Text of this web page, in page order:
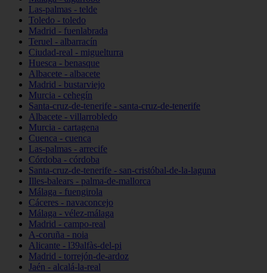
Las-palmas - telde
Toledo - toledo
Madrid - fuenlabrada
Teruel - albarracín
Ciudad-real - miguelturra
Huesca - benasque
Albacete - albacete
Madrid - bustarviejo
Murcia - cehegín
Santa-cruz-de-tenerife - santa-cruz-de-tenerife
Albacete - villarrobledo
Murcia - cartagena
Cuenca - cuenca
Las-palmas - arrecife
Córdoba - córdoba
Santa-cruz-de-tenerife - san-cristóbal-de-la-laguna
Illes-balears - palma-de-mallorca
Málaga - fuengirola
Cáceres - navaconcejo
Málaga - vélez-málaga
Madrid - campo-real
A-coruña - noia
Alicante - l39alfàs-del-pi
Madrid - torrejón-de-ardoz
Jaén - alcalá-la-real